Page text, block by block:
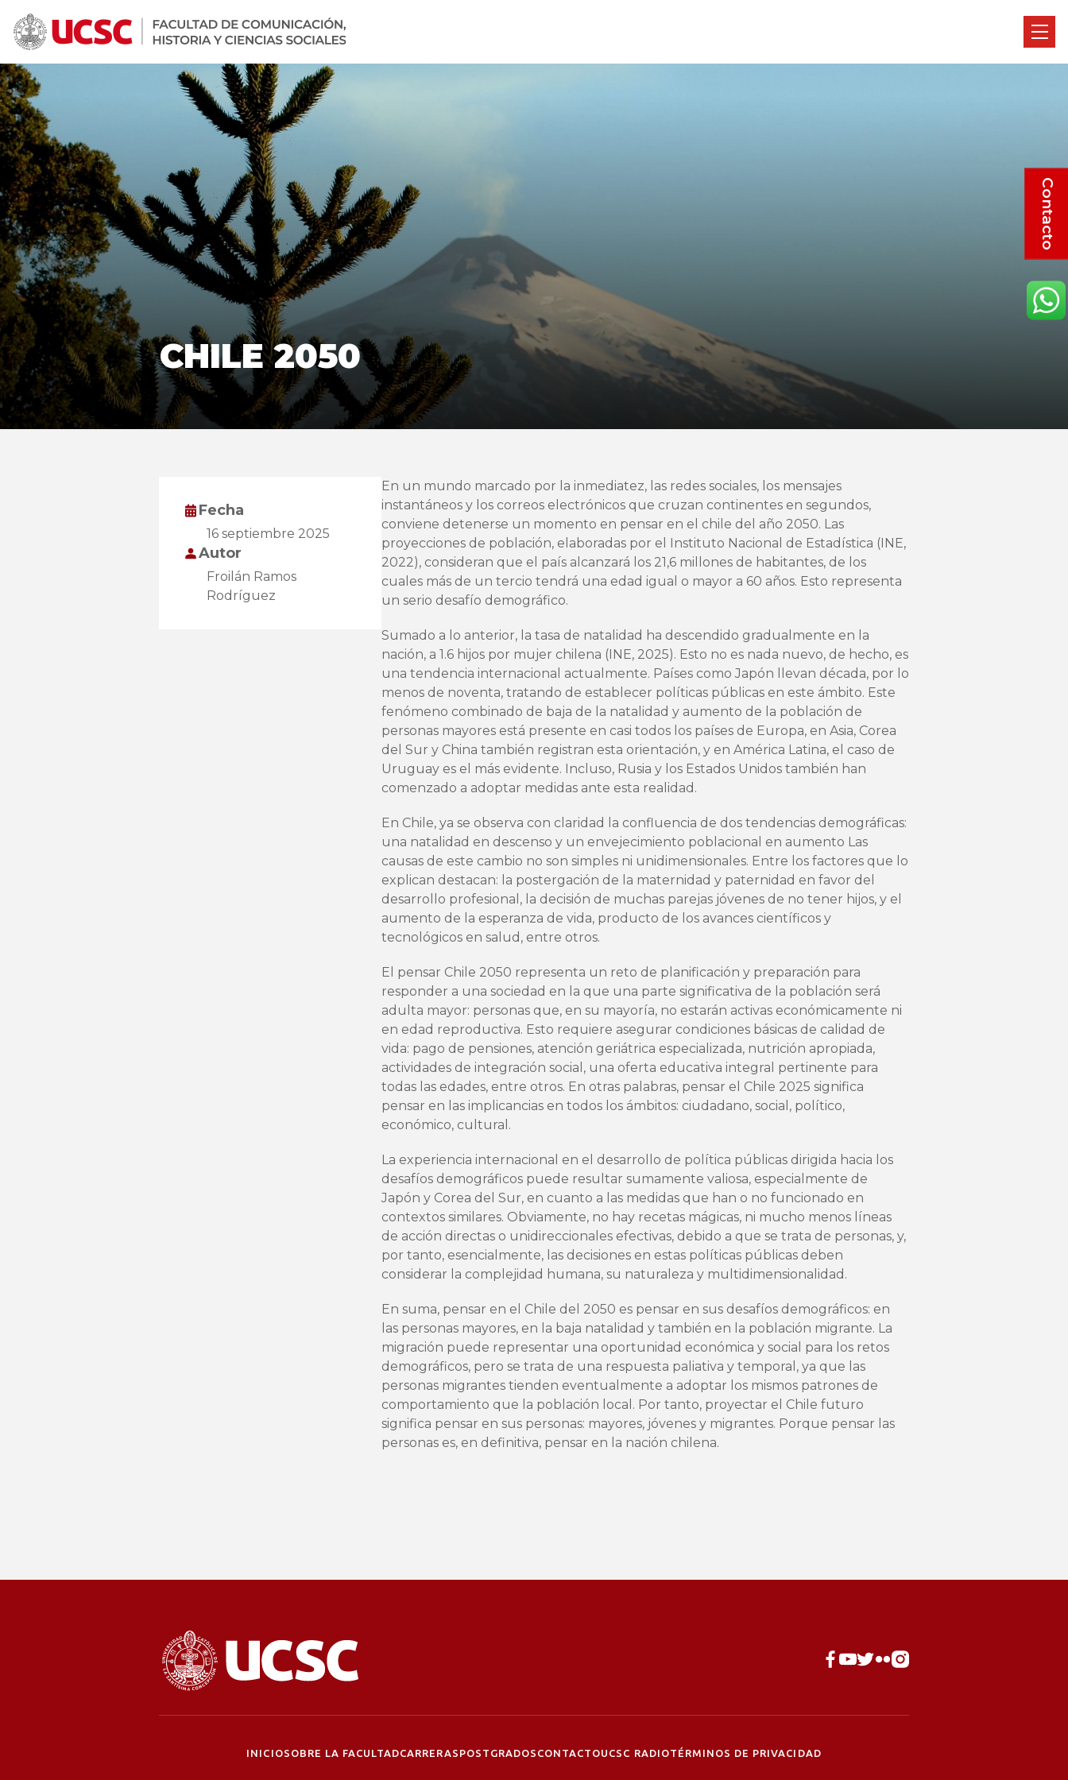
CHILE 2050
Fecha
16 septiembre 2025
Autor
Froilán Ramos
Rodríguez
En un mundo marcado por la inmediatez, las redes sociales, los mensajes
instantáneos y los correos electrónicos que cruzan continentes en segundos,
conviene detenerse un momento en pensar en el chile del año 2050. Las
proyecciones de población, elaboradas por el Instituto Nacional de Estadística (INE,
2022), consideran que el país alcanzará los 21,6 millones de habitantes, de los
cuales más de un tercio tendrá una edad igual o mayor a 60 años. Esto representa
un serio desafío demográfico.
Sumado a lo anterior, la tasa de natalidad ha descendido gradualmente en la
nación, a 1.6 hijos por mujer chilena (INE, 2025). Esto no es nada nuevo, de hecho, es
una tendencia internacional actualmente. Países como Japón llevan década, por lo
menos de noventa, tratando de establecer políticas públicas en este ámbito. Este
fenómeno combinado de baja de la natalidad y aumento de la población de
personas mayores está presente en casi todos los países de Europa, en Asia, Corea
del Sur y China también registran esta orientación, y en América Latina, el caso de
Uruguay es el más evidente. Incluso, Rusia y los Estados Unidos también han
comenzado a adoptar medidas ante esta realidad.
En Chile, ya se observa con claridad la confluencia de dos tendencias demográficas:
una natalidad en descenso y un envejecimiento poblacional en aumento Las
causas de este cambio no son simples ni unidimensionales. Entre los factores que lo
explican destacan: la postergación de la maternidad y paternidad en favor del
desarrollo profesional, la decisión de muchas parejas jóvenes de no tener hijos, y el
aumento de la esperanza de vida, producto de los avances científicos y
tecnológicos en salud, entre otros.
El pensar Chile 2050 representa un reto de planificación y preparación para
responder a una sociedad en la que una parte significativa de la población será
adulta mayor: personas que, en su mayoría, no estarán activas económicamente ni
en edad reproductiva. Esto requiere asegurar condiciones básicas de calidad de
vida: pago de pensiones, atención geriátrica especializada, nutrición apropiada,
actividades de integración social, una oferta educativa integral pertinente para
todas las edades, entre otros. En otras palabras, pensar el Chile 2025 significa
pensar en las implicancias en todos los ámbitos: ciudadano, social, político,
económico, cultural.
La experiencia internacional en el desarrollo de política públicas dirigida hacia los
desafíos demográficos puede resultar sumamente valiosa, especialmente de
Japón y Corea del Sur, en cuanto a las medidas que han o no funcionado en
contextos similares. Obviamente, no hay recetas mágicas, ni mucho menos líneas
de acción directas o unidireccionales efectivas, debido a que se trata de personas, y,
por tanto, esencialmente, las decisiones en estas políticas públicas deben
considerar la complejidad humana, su naturaleza y multidimensionalidad.
En suma, pensar en el Chile del 2050 es pensar en sus desafíos demográficos: en
las personas mayores, en la baja natalidad y también en la población migrante. La
migración puede representar una oportunidad económica y social para los retos
demográficos, pero se trata de una respuesta paliativa y temporal, ya que las
personas migrantes tienden eventualmente a adoptar los mismos patrones de
comportamiento que la población local. Por tanto, proyectar el Chile futuro
significa pensar en sus personas: mayores, jóvenes y migrantes. Porque pensar las
personas es, en definitiva, pensar en la nación chilena.
Contacto
INICIOSOBRE LA FACULTADCARRERAS POSTGRADOS CONTACTOUCSC RADIOTÉRMINOS DE PRIVACIDAD